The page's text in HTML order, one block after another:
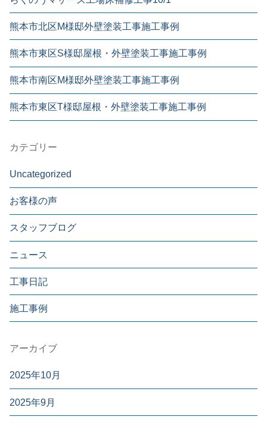
熊本市北区M様邸外壁塗装工事施工事例
熊本市東区S様邸屋根・外壁塗装工事施工事例
熊本市南区M様邸外壁塗装工事施工事例
熊本市東区T様邸屋根・外壁塗装工事施工事例
カテゴリー
Uncategorized
お客様の声
スタッフブログ
ニュース
工事日記
施工事例
アーカイブ
2025年10月
2025年9月